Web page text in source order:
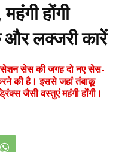
होंगी
और लक्जरी कारें
सेस की जगह दो नए सेस-
की है। इससे जहां तंबाकू
जैसी वस्तुएं महंगी होंगी।